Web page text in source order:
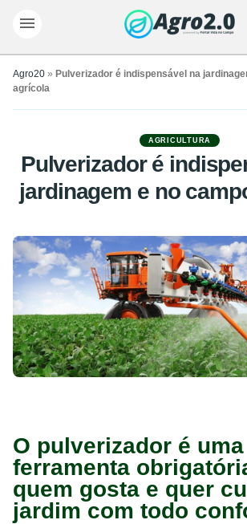
Agro20 » Pulverizador é indispensável na
agrícola
AGRICULTURA
Pulverizador é
jardinagem e no
O pulverizador é uma
ferramenta
quem gosta e quer
jardim com todo